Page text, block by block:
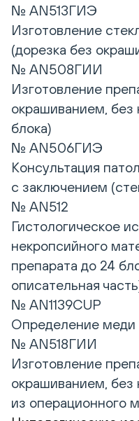
№ AN513ГИЭ
Изготовление
(дорезка без
№ AN508ГИИ
Изготовление
окрашиванием, без
блока)
№ AN506ГИЭ
Консультация
с заключением
№ AN512
Гистологическое
некропсийного
препарата до 24
описательная
№ AN1139CUP
Определение
№ AN518ГИИ
Изготовление
окрашиванием, без
из операционного